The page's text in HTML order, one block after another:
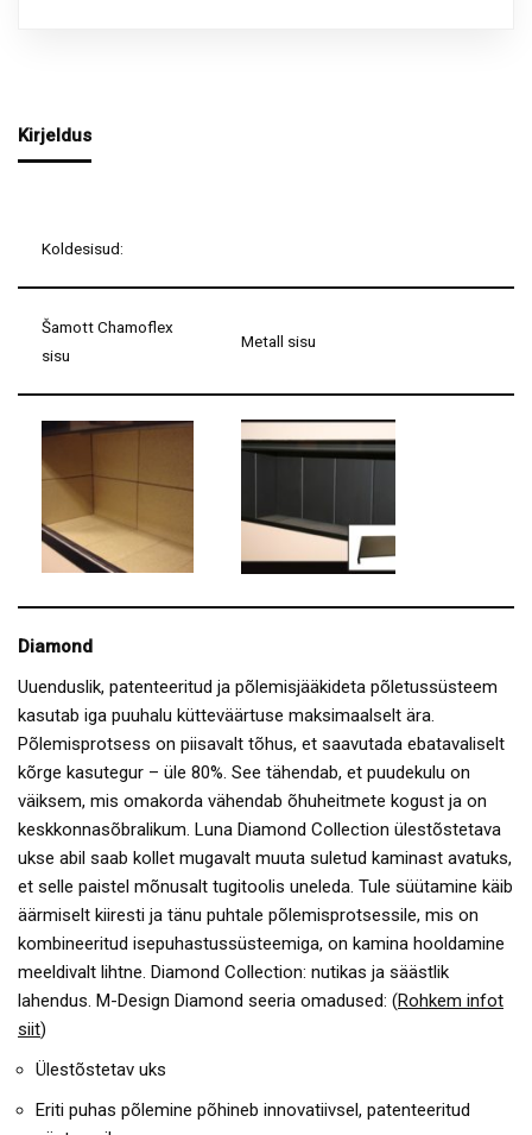
Kirjeldus
Koldesisud:
Šamott Chamoflex
sisu
Metall sisu
Diamond
Uuenduslik, patenteeritud ja põlemisjääkideta põletussüsteem
kasutab iga puuhalu kütteväärtuse maksimaalselt ära.
Põlemisprotsess on piisavalt tõhus, et saavutada ebatavaliselt
kõrge kasutegur – üle 80%. See tähendab, et puudekulu on
väiksem, mis omakorda vähendab õhuheitmete kogust ja on
keskkonnasõbralikum. Luna Diamond Collection ülestõstetava
ukse abil saab kollet mugavalt muuta suletud kaminast avatuks,
et selle paistel mõnusalt tugitoolis uneleda. Tule süütamine käib
äärmiselt kiiresti ja tänu puhtale põlemisprotsessile, mis on
kombineeritud isepuhastussüsteemiga, on kamina hooldamine
meeldivalt lihtne. Diamond Collection: nutikas ja säästlik
lahendus. M-Design Diamond seeria omadused: (Rohkem infot
siit)
Ülestõstetav uks
Eriti puhas põlemine põhineb innovatiivsel, patenteeritud